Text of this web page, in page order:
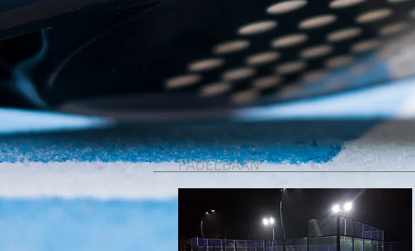
PADELBAAN